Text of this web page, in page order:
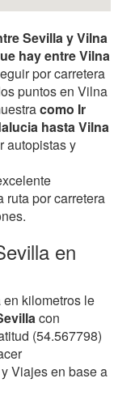
Sevilla y Vilna
hay entre Vilna
por carretera
puntos en Vilna
como Ir
hasta Vilna
autopistas y
ruta por carretera
en
kilometros le
con
(54.567798)
Viajes en base a